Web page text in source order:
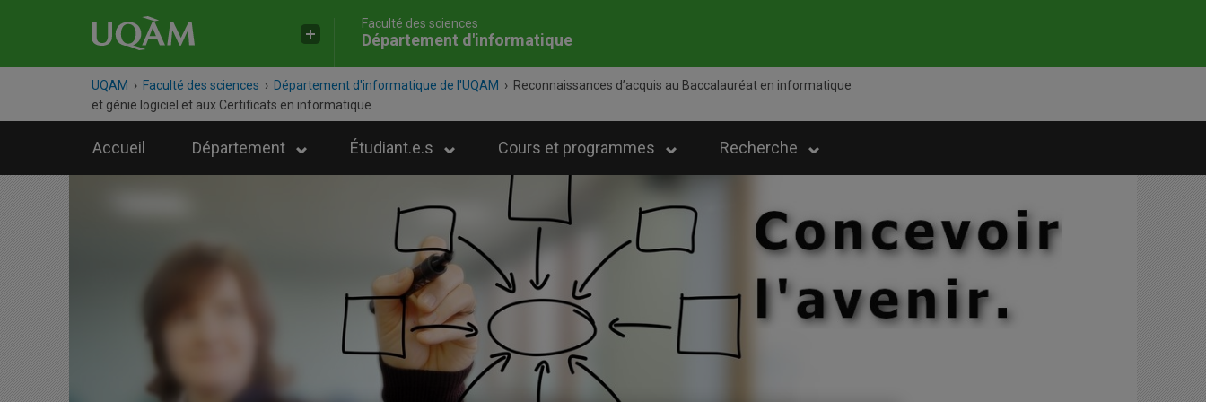
Faculté des sciences
Département d'informatique
UQAM › Faculté des sciences › Département d'informatique de l'UQAM › Reconnaissances d’acquis au Baccalauréat en informatique
et génie logiciel et aux Certificats en informatique
Accueil Département Étudiant.e.s Cours et programmes Recherche